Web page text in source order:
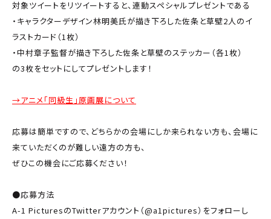
対象ツイートをリツイートすると、連動スペシャルプレゼントである
・キャラクターデザイン林明美氏が描き下ろした佐条と草壁2人のイ
ラストカード（1枚）
・中村章子監督が描き下ろした佐条と草壁のステッカー（各1枚）
の3枚をセットにしてプレゼントします！
→アニメ「同級生」原画展について
応募は簡単ですので、どちらかの会場にしか来られない方も、会場に
来ていただくのが難しい遠方の方も、
ぜひこの機会にご応募ください！
●応募方法
A-1 PicturesのTwitterアカウント（@a1pictures）をフォローし